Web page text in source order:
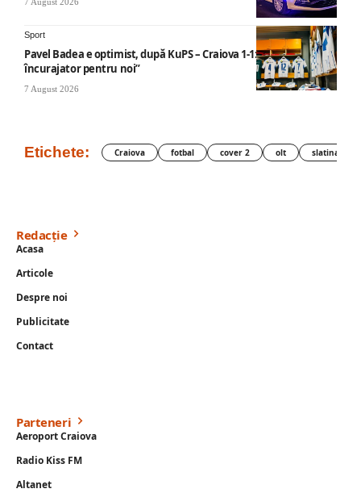
Sport
Pavel Badea e optimist, după KuPS – Craiova 1-1: „Un rezultat
încurajator pentru noi”
7 August 2026
Etichete: Craiova fotbal cover 2 olt slatina
Redacție
Acasa
Articole
Despre noi
Publicitate
Contact
Parteneri
Aeroport Craiova
Radio Kiss FM
Altanet